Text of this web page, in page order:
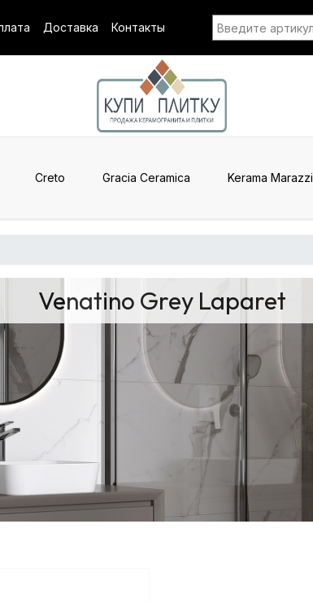
Доставка Контакты
Creto Gracia Ceramica Kerama Marazzi
Venatino Grey Laparet